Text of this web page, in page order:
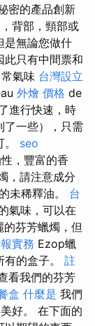
密的產品創新
背部，頸部或
是無論您做什
此只有中間票和
氣味 台灣設立
外燴 價格 de
進行快速，時
了一些），只需
seo
，豐富的香
，請注意成分
未稀釋油。 台
氣味，可以在
芬芳蠟燭，但
實務 Ezop蠟
的盒子。 註
看我們的芬芳
盒 什麼是 我們
好。 在下面的